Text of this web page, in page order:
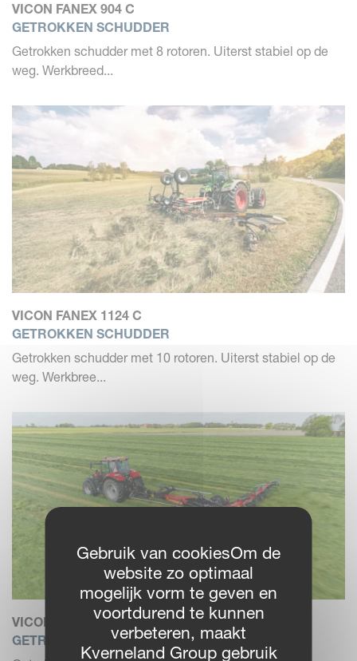
VICON FANEX 904 C
GETROKKEN SCHUDDER
Getrokken schudder met 8 rotoren. Uiterst stabiel op de
weg. Werkbreed...
VICON FANEX 1124 C
GETROKKEN SCHUDDER
Getrokken schudder met 10 rotoren. Uiterst stabiel op de
weg. Werkbree...
VICON FANEX 1344 C
GETROKKEN SCHUDDER
Gebruik van cookiesOm de
website zo optimaal
mogelijk vorm te geven en
voortdurend te kunnen
verbeteren, maakt
Kverneland Group gebruik